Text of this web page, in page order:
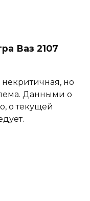
Ваз 2107
но
Данными о
о текущей